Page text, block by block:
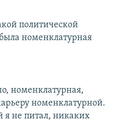
политической
номенклатурная
номенклатурная,
номенклатурной.
я не питал, никаких